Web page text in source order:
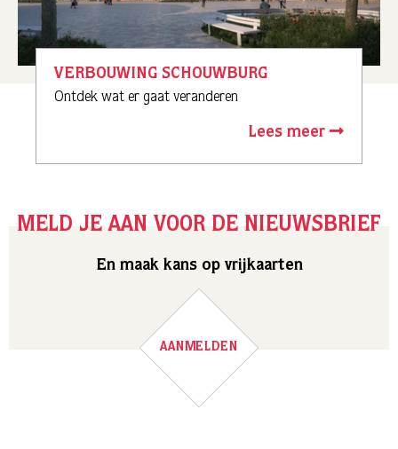
VERBOUWING SCHOUWBURG
Ontdek wat er gaat veranderen
Lees meer
MELD JE AAN VOOR DE NIEUWSBRIEF
En maak kans op vrijkaarten
AANMELDEN